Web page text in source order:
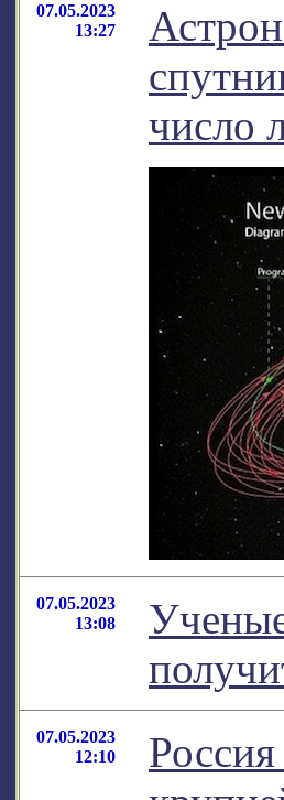
07.05.2023
13:27
число
07.05.2023
13:08
07.05.2023
12:10
Россия